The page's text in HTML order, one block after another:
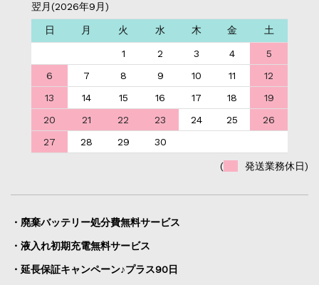
翌月(2026年9月)
日 月 火 水 木 金 土
1 2 3 4
5
6
7 8 9 10 11
12
13
14 15 16 17 18
19
20
21 22 23 24 25
26
27
28 29 30
( 発送業務休日)
・廃棄バッテリー処分費無料サービス
・液入れ初期充電無料サービス
・延長保証キャンペーン♪プラス90日